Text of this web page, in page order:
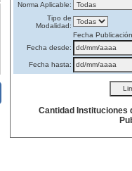
Norma Aplicable:
Tipo de
Modalidad:
Fecha Publicación
Fecha desde:
Fecha hasta:
Cantidad Instituciones